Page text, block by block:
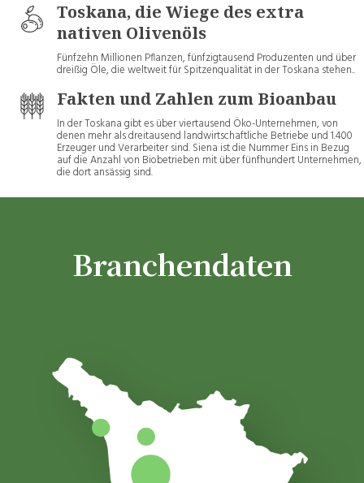
Toskana, die Wiege des extra
nativen Olivenöls
Fünfzehn Millionen Pflanzen, fünfzigtausend Produzenten und über
dreißig Öle, die weltweit für Spitzenqualität in der Toskana stehen..
Fakten und Zahlen zum Bioanbau
In der Toskana gibt es über viertausend Öko-Unternehmen, von
denen mehr als dreitausend landwirtschaftliche Betriebe und 1.400
Erzeuger und Verarbeiter sind. Siena ist die Nummer Eins in Bezug
auf die Anzahl von Biobetrieben mit über fünfhundert Unternehmen,
die dort ansässig sind.
Branchendaten